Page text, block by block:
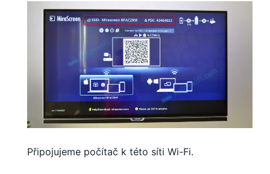
Připojujeme počítač k této síti Wi-Fi.